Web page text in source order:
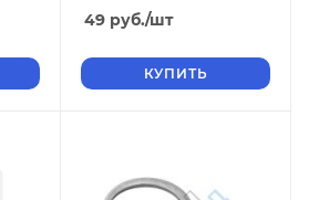
49 руб./шт
КУПИТЬ